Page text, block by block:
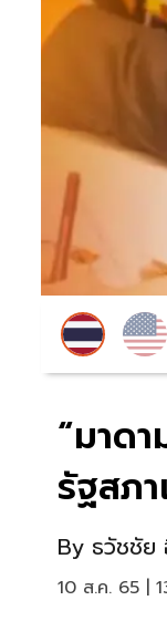
“มาด
รัฐสภ
By ธวัชชัย
10 ส.ค. 65 |